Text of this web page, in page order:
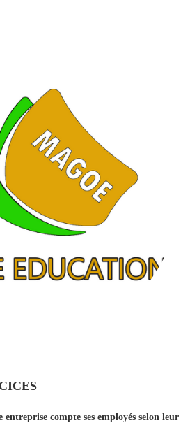
entreprise compte ses employés selon leur